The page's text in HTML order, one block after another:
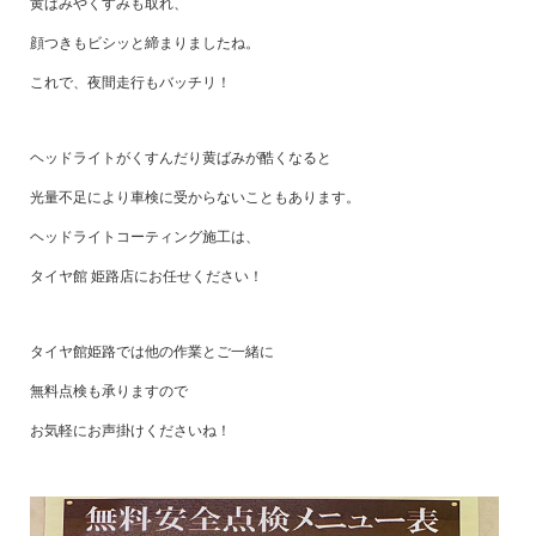
黄ばみやくすみも取れ、
顔つきもビシッと締まりましたね。
これで、夜間走行もバッチリ！
ヘッドライトがくすんだり黄ばみが酷くなると
光量不足により車検に受からないこともあります。
ヘッドライトコーティング施工は、
タイヤ館 姫路店にお任せください！
タイヤ館姫路では他の作業とご一緒に
無料点検も承りますので
お気軽にお声掛けくださいね！